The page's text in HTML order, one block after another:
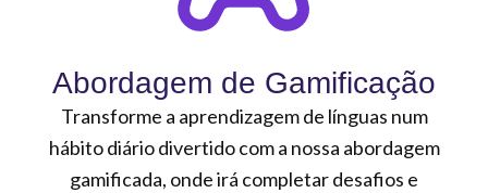
Abordagem de Gamificação
Transforme a aprendizagem de línguas num
hábito diário divertido com a nossa abordagem
gamificada, onde irá completar desafios e